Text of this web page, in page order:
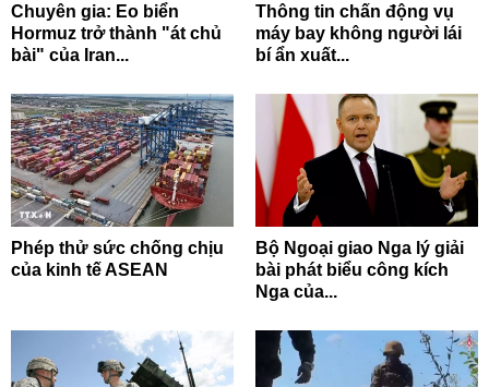
Chuyên gia: Eo biển
Hormuz trở thành "át chủ
bài" của Iran...
Thông tin chấn động vụ
máy bay không người lái
bí ẩn xuất...
Phép thử sức chống chịu
của kinh tế ASEAN
Bộ Ngoại giao Nga lý giải
bài phát biểu công kích
Nga của...